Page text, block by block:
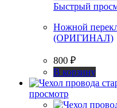
Быстрый
Ножной
(ОРИГИНАЛ)
800 ₽
В корзину
просмотр